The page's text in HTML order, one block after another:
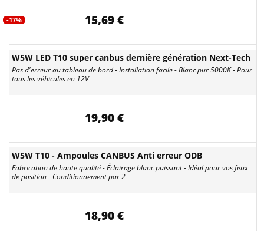
-17% 15,69 €
W5W LED T10 super canbus dernière génération Next-Tech
Pas d'erreur au tableau de bord - Installation facile - Blanc pur 5000K - Pour
tous les véhicules en 12V
19,90 €
W5W T10 - Ampoules CANBUS Anti erreur ODB
Fabrication de haute qualité - Éclairage blanc puissant - Idéal pour vos feux
de position - Conditionnement par 2
18,90 €